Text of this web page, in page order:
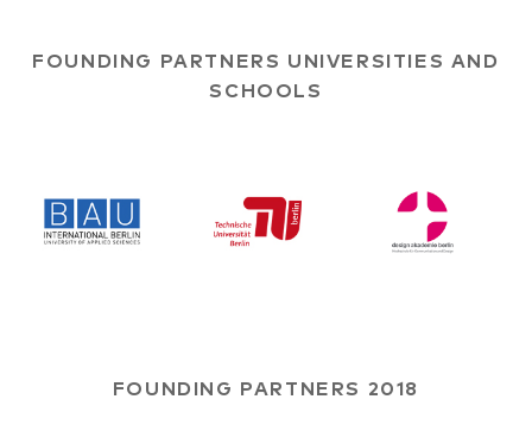
FOUNDING PARTNERS UNIVERSITIES AND
SCHOOLS
FOUNDING PARTNERS 2018